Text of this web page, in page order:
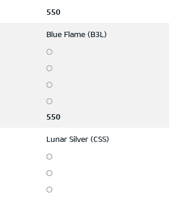
550
Blue Flame (B3L)
550
Lunar Silver (CSS)